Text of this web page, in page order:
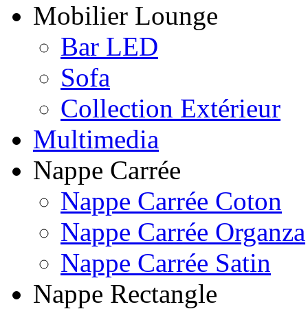
Mobilier Lounge
Bar LED
Sofa
Collection Extérieur
Multimedia
Nappe Carrée
Nappe Carrée Coton
Nappe Carrée Organza
Nappe Carrée Satin
Nappe Rectangle